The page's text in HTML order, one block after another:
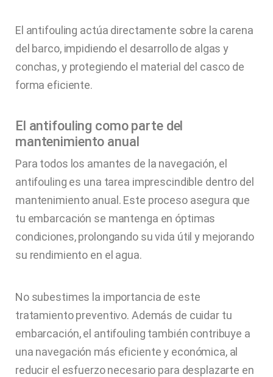
El antifouling actúa directamente sobre la carena
del barco, impidiendo el desarrollo de algas y
conchas, y protegiendo el material del casco de
forma eficiente.
El antifouling como parte del
mantenimiento anual
Para todos los amantes de la navegación, el
antifouling es una tarea imprescindible dentro del
mantenimiento anual. Este proceso asegura que
tu embarcación se mantenga en óptimas
condiciones, prolongando su vida útil y mejorando
su rendimiento en el agua.
No subestimes la importancia de este
tratamiento preventivo. Además de cuidar tu
embarcación, el antifouling también contribuye a
una navegación más eficiente y económica, al
reducir el esfuerzo necesario para desplazarte en